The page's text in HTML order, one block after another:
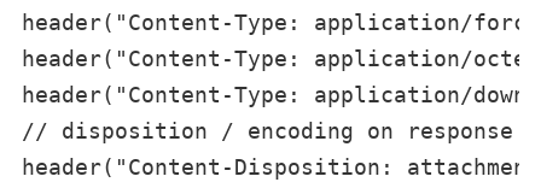
header("Content-Type: application/
header("Content-Type: application/
header("Content-Type: application/
// disposition / encoding on response
header("Content-Disposition: